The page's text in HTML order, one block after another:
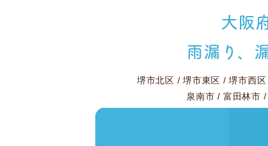
大阪
雨漏り、
堺市北区 /堺市東区 /堺市西区
泉南市 / 富田林市